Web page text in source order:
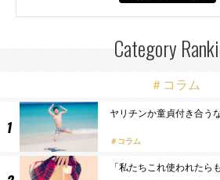
Category
＃コラム
ヤリチンか童貞付き合う
コラム
「私たちこれ使われた